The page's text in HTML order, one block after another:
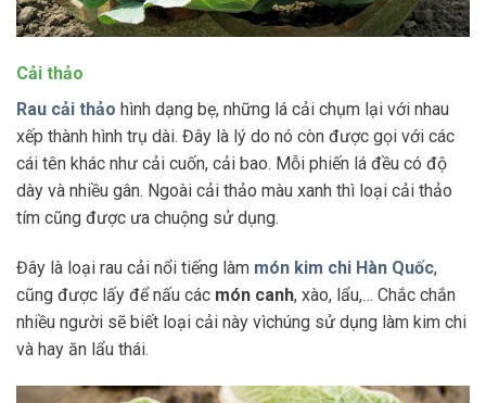
Cải thảo
Rau cải thảo hình dạng bẹ, những lá cải chụm lại với nhau
xếp thành hình trụ dài. Đây là lý do nó còn được gọi với các
cái tên khác như cải cuốn, cải bao. Mỗi phiến lá đều có độ
dày và nhiều gân. Ngoài cải thảo màu xanh thì loại cải thảo
tím cũng được ưa chuộng sử dụng.
Đây là loại rau cải nổi tiếng làm món kim chi Hàn Quốc,
cũng được lấy để nấu các món canh, xào, lẩu,… Chắc chắn
nhiều người sẽ biết loại cải này vìchúng sử dụng làm kim chi
và hay ăn lẩu thái.